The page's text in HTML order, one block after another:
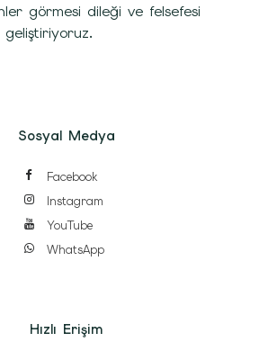
görmesi dileği ve felsefesi
Sosyal Medya
Facebook
Instagram
YouTube
WhatsApp
Hızlı Erişim